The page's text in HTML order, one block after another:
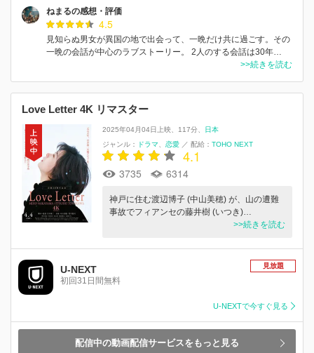
ねまるの感想・評価
4.5
見知らぬ男女が異国の地で出会って、一晩だけ共に過ごす。その
一晩の会話が中心のラブストーリー。 2人のする会話は30年…
>>続きを読む
Love Letter 4K リマスター
2025年04月04日上映 117分
日本
ジャンル：
ドラマ 恋愛 ／ 配給： TOHO NEXT
4.1
3735 6314
神戸に住む渡辺博子 (中山美穂) が、山の遭難
事故でフィアンセの藤井樹 (いつき)…
>>続きを読む
U-NEXT
初回31日間無料
見放題
U-NEXTで今すぐ見る
配信中の動画配信サービスをもっと見る